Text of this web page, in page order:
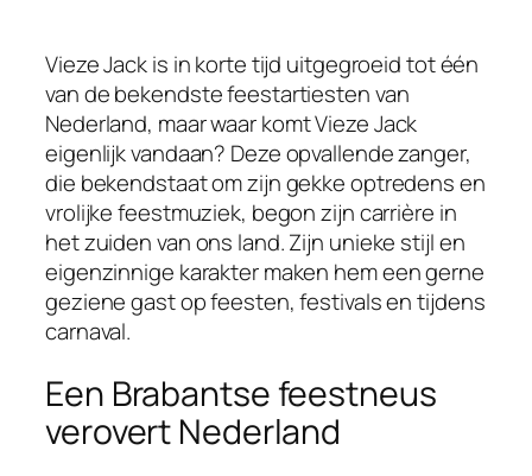
Vieze Jack is in korte tijd uitgegroeid tot één
van de bekendste feestartiesten van
Nederland, maar waar komt Vieze Jack
eigenlijk vandaan? Deze opvallende zanger,
die bekendstaat om zijn gekke optredens en
vrolijke feestmuziek, begon zijn carrière in
het zuiden van ons land. Zijn unieke stijl en
eigenzinnige karakter maken hem een gerne
geziene gast op feesten, festivals en tijdens
carnaval.
Een Brabantse feestneus
verovert Nederland